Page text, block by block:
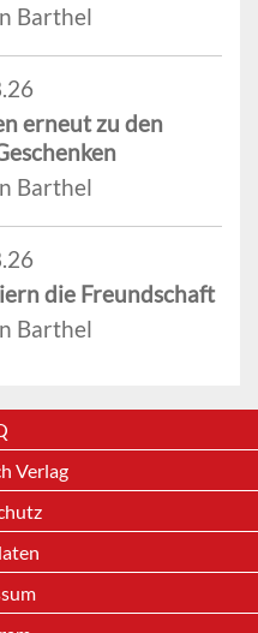
Barthel
erneut zu den
Barthel
die Freundschaft
Barthel
Verlag